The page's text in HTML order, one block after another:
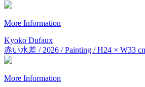
More Information
Kyoko Dufaux
赤い水差 / 2026 / Painting / H24 × W33
More Information